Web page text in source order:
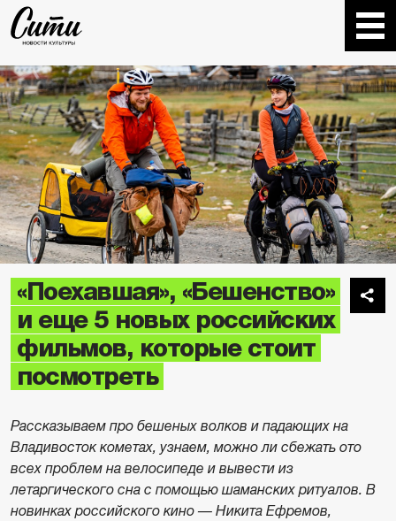
«Поехавшая», «Бешенство»
и еще 5 новых российских
фильмов, которые стоит
посмотреть
Рассказываем про бешеных волков и падающих на
Владивосток кометах, узнаем, можно ли сбежать ото
всех проблем на велосипеде и вывести из
летаргического сна с помощью шаманских ритуалов. В
новинках российского кино — Никита Ефремов,